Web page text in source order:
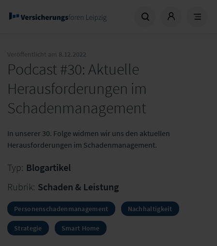
Veröffentlicht am 8.12.2022
Podcast #30: Aktuelle
Herausforderungen im
Schadenmanagement
In unserer 30. Folge widmen wir uns den aktuellen
Herausforderungen im Schadenmanagement.
Typ: Blogartikel
Rubrik: Schaden & Leistung
Personenschadenmanagement Nachhaltigkeit
Strategie Smart Home